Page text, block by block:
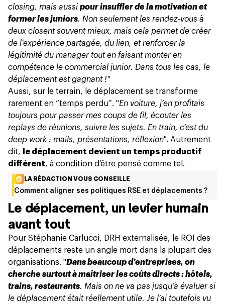
closing, mais aussi pour insuffler de la motivation et
former les juniors. Non seulement les rendez-vous à
deux closent souvent mieux, mais cela permet de créer
de l’expérience partagée, du lien, et renforcer la
légitimité du manager tout en faisant monter en
compétence le commercial junior. Dans tous les cas, le
déplacement est gagnant !"
Aussi, sur le terrain, le déplacement se transforme
rarement en “temps perdu”. "En voiture, j’en profitais
toujours pour passer mes coups de fil, écouter les
replays de réunions, suivre les sujets. En train, c’est du
deep work : mails, présentations, réflexion". Autrement
dit,
le déplacement devient un temps productif
différent, à condition d’être pensé comme tel.
LA RÉDACTION VOUS CONSEILLE
Comment aligner ses politiques RSE et déplacements ?
Le déplacement, un levier humain
avant tout
Pour Stéphanie Carlucci, DRH externalisée, le ROI des
déplacements reste un angle mort dans la plupart des
organisations. "Dans beaucoup d’entreprises, on
cherche surtout à maîtriser les coûts directs : hôtels,
trains, restaurants. Mais on ne va pas jusqu’à évaluer si
le déplacement était réellement utile. Je l’ai toutefois vu